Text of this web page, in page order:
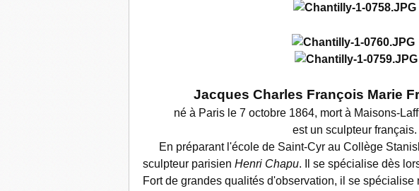
Jacques Charles François Marie
né à Paris le 7 octobre 1864, mort à Maisons-
est un sculpteur français.
En préparant l'école de Saint-Cyr au Collège
sculpteur parisien Henri Chapu. Il se spécialise dès
Fort de grandes qualités d'observation, il se spécialise